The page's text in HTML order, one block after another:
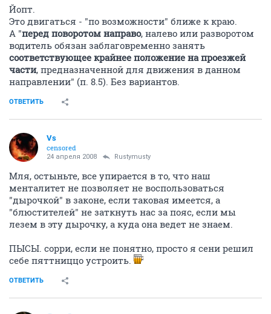
Йопт.
Это двигаться - "по возможности" ближе к краю.
А "перед поворотом направо, налево или разворотом
водитель обязан заблаговременно занять
соответствующее крайнее положение на проезжей
части, предназначенной для движения в данном
направлении" (п. 8.5). Без вариантов.
ОТВЕТИТЬ
Vs
censored
24 апреля 2008 Rustymusty
Мля, остыньте, все упирается в то, что наш
менталитет не позволяет не воспользоваться
"дырочкой" в законе, если таковая имеется, а
"блюстителей" не заткнуть нас за пояс, если мы
лезем в эту дырочку, а куда она ведет не знаем.
ПЫСЫ. сорри, если не понятно, просто я сени решил
себе пяттниццо устроить.
ОТВЕТИТЬ